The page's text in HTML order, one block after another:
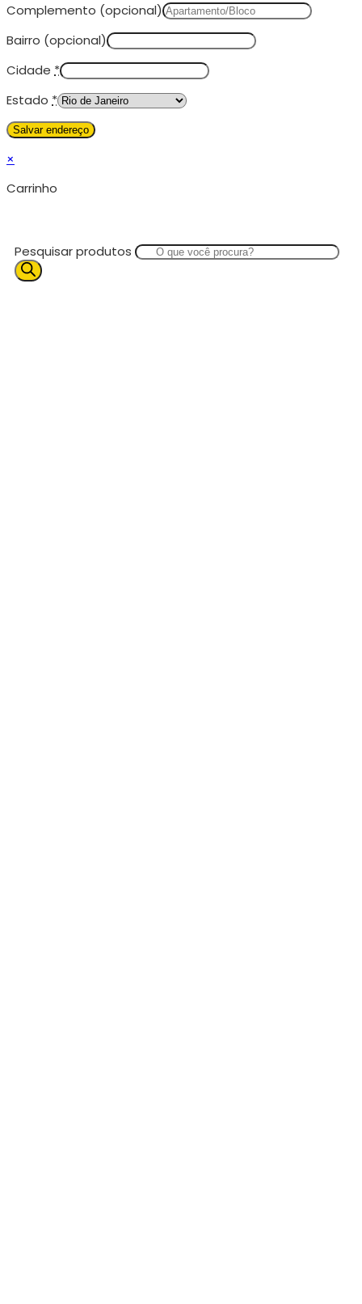
Complemento (opcional)
Bairro (opcional)
Cidade *
Estado *
×
Carrinho
Pesquisar produtos